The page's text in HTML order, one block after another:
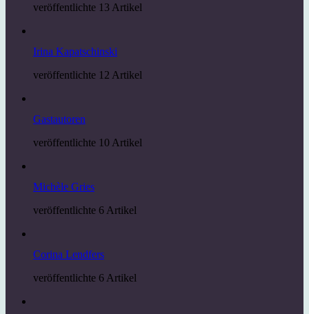
veröffentlichte 13 Artikel
Irina Kapatschinski
veröffentlichte 12 Artikel
Gastautoren
veröffentlichte 10 Artikel
Michèle Gries
veröffentlichte 6 Artikel
Corina Lendfers
veröffentlichte 6 Artikel